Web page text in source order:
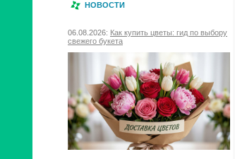
НОВОСТИ
06.08.2026: Как купить цветы: гид по выбору
свежего букета